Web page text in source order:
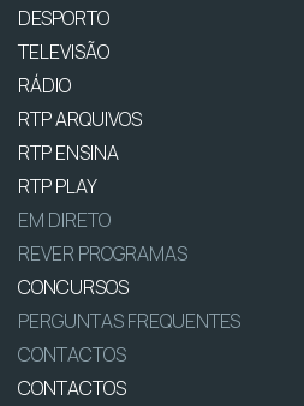
DESPORTO
TELEVISÃO
RÁDIO
RTP ARQUIVOS
RTP ENSINA
RTP PLAY
EM DIRETO
REVER PROGRAMAS
CONCURSOS
PERGUNTAS FREQUENTES
CONTACTOS
CONTACTOS